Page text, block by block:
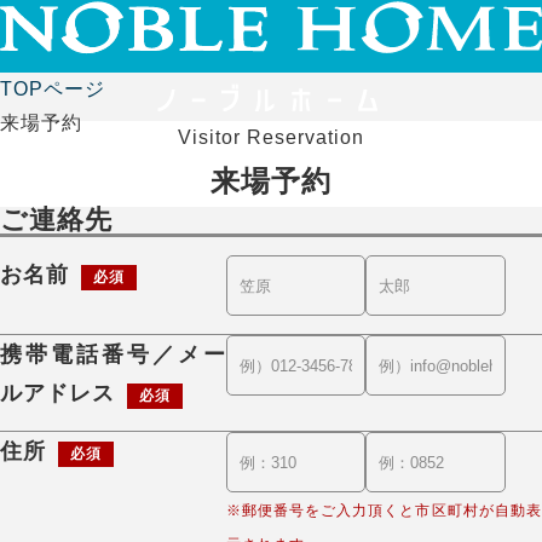
TOPページ
来場予約
Visitor Reservation
来場予約
ご連絡先
お名前 必須
携帯電話番号／メー
ルアドレス
必須
住所 必須
※郵便番号をご入力頂くと市区町村が自動表